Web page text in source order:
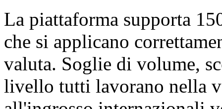
La piattaforma supporta
che si applicano
valuta. Soglie di volume,
livello tutti lavorano nella